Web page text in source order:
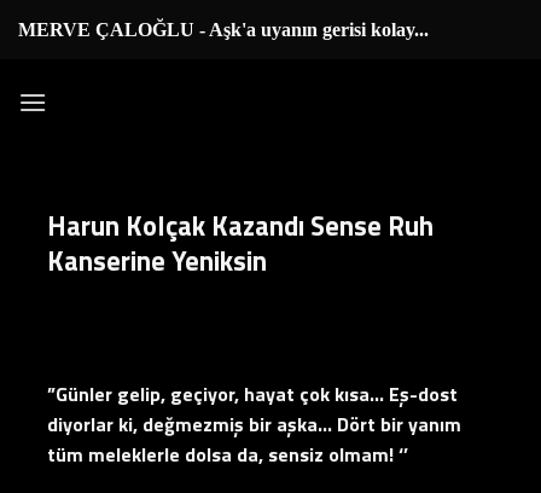
atlaMERVE ÇALOĞLU - Aşk'a uyanın gerisi kolay...
Harun Kolçak Kazandı Sense Ruh
Kanserine Yeniksin
”Günler gelip, geçiyor, hayat çok kısa… Eş-dost
diyorlar ki, değmezmiş bir aşka… Dört bir yanım
tüm meleklerle dolsa da, sensiz olmam! ‘’